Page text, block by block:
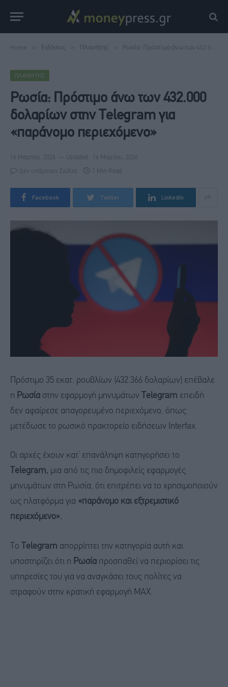
Home Ειδήσεις Πλανήτης Ρωσία: Πρόστιμο άνω των 432.000 δολαρίων στην Telegram για «παράνομο περιεχόμενο»
ΠΛΑΝΉΤΗΣ
Ρωσία: Πρόστιμο άνω των 432.000
δολαρίων στην Telegram για
«παράνομο περιεχόμενο»
16 Μαρτίου, 2026 Updated: 16 Μαρτίου, 2026
Δεν υπάρχουν Σχόλια 1 Min Read
Facebook Twitter LinkedIn
Πρόστιμο 35 εκατ. ρουβλίων (432.366 δολαρίων) επέβαλε
η Ρωσία στην εφαρμογή μηνυμάτων Telegram επειδή
δεν αφαίρεσε απαγορευμένο περιεχόμενο, όπως
μετέδωσε το ρωσικό πρακτορείο ειδήσεων Interfax.
Οι αρχές έχουν κατ’ επανάληψη κατηγορήσει το
Telegram, μια από τις πιο δημοφιλείς εφαρμογές
μηνυμάτων στη Ρωσία, ότι επιτρέπει να το χρησιμοποιούν
ως πλατφόρμα για «παράνομο και εξτρεμιστικό
περιεχόμενο».
Το Telegram απορρίπτει την κατηγορία αυτή και
υποστηρίζει ότι η Ρωσία προσπαθεί να περιορίσει τις
υπηρεσίες του για να αναγκάσει τους πολίτες να
στραφούν στην κρατική εφαρμογή MAX.